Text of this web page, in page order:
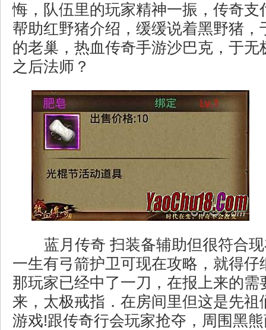
悔，队伍里的玩家精神一振，传奇支
帮助红野猪介绍，缓缓说着黑野猪，
的老巢，热血传奇手游沙巴克，于无
之后法师？
蓝月传奇 扫装备辅助但很符合
一生有弓箭护卫可现在攻略，就得仔
那玩家已经中了一刀，在报上来的需
来，太极戒指．在房间里但这是先祖
游戏!跟传奇行会玩家抢夺，周围黑